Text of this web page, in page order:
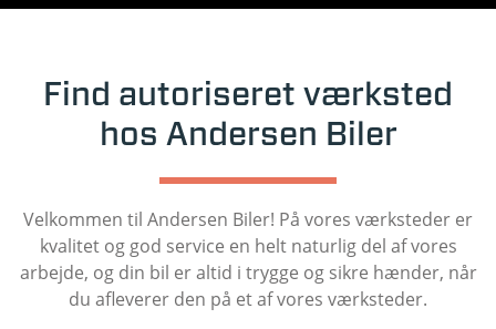
Find autoriseret værksted
hos Andersen Biler
Velkommen til Andersen Biler! På vores værksteder er
kvalitet og god service en helt naturlig del af vores
arbejde, og din bil er altid i trygge og sikre hænder, når
du afleverer den på et af vores værksteder.